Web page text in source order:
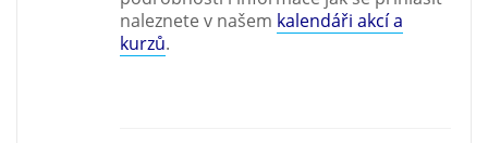
naleznete v našem kalendáři akcí a
kurzů.